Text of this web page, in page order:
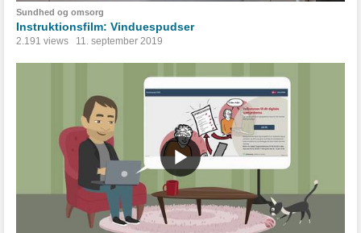
Sundhed og omsorg
Instruktionsfilm: Vinduespudser
2.191 views 11. september 2019